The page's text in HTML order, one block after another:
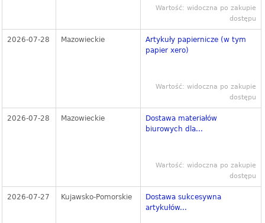
Wartość: widoczna po zakupie
dostępu
2026-07-28 Mazowieckie
Artykuły papiernicze (w tym
papier xero)
Wartość: widoczna po zakupie
dostępu
2026-07-28 Mazowieckie
Dostawa materiałów
biurowych dla...
Wartość: widoczna po zakupie
dostępu
2026-07-27 Kujawsko-Pomorskie
Dostawa sukcesywna
artykułów...